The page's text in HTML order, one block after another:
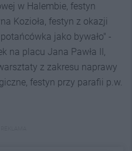
w Halembie, festyn
Kozioła, festyn z okazji
jako bywało" -
na placu Jana Pawła II,
z zakresu naprawy
festyn przy parafii p.w.